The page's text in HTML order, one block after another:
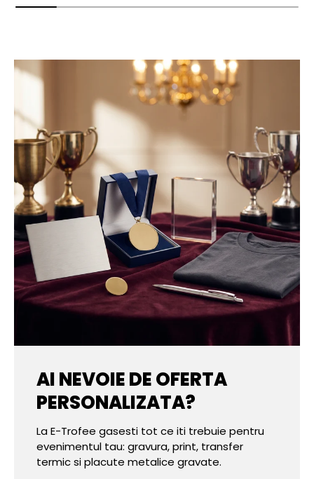
AI NEVOIE DE OFERTA
PERSONALIZATA?
La E-Trofee gasesti tot ce iti trebuie pentru
evenimentul tau: gravura, print, transfer
termic si placute metalice gravate.